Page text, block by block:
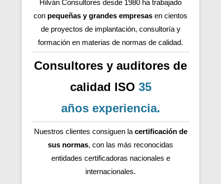
Hilván Consultores desde 1980 ha trabajado
con pequeñas y grandes empresas en cientos
de proyectos de implantación, consultoría y
formación en materias de normas de calidad.
Consultores y auditores de
calidad ISO 35
años experiencia.
Nuestros clientes consiguen la certificación de
sus normas, con las más reconocidas
entidades certificadoras nacionales e
internacionales.